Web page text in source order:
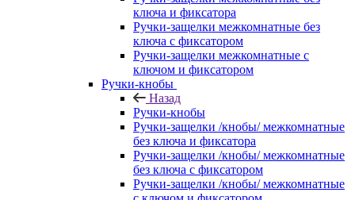
ключа и фиксатора
Ручки-защелки межкомнатные без
ключа с фиксатором
Ручки-защелки межкомнатные с
ключом и фиксатором
Ручки-кнобы
Назад
Ручки-кнобы
Ручки-защелки /кнобы/ межкомнатные
без ключа и фиксатора
Ручки-защелки /кнобы/ межкомнатные
без ключа с фиксатором
Ручки-защелки /кнобы/ межкомнатные